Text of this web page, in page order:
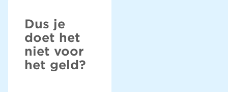
Dus je
doet het
niet voor
het geld?